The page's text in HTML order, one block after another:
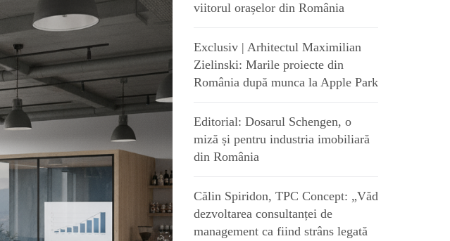
viitorul orașelor din România
Exclusiv | Arhitectul Maximilian
Zielinski: Marile proiecte din
România după munca la Apple Park
Editorial: Dosarul Schengen, o
miză și pentru industria imobiliară
din România
Călin Spiridon, TPC Concept: „Văd
dezvoltarea consultanței de
management ca fiind strâns legată